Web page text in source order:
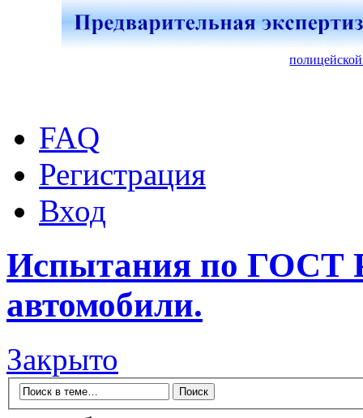
FAQ
Регистрация
Вход
Испытания по ГОСТ
автомобили.
Закрыто